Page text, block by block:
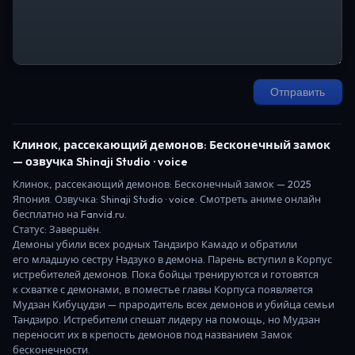
Отправить
Клинок, рассекающий демонов: Бесконечный замок
— озвучка Shinaji Studio · voice
Клинок, рассекающий демонов: Бесконечный замок — 2025
Япония . Озвучка: Shinaji Studio · voice. Смотреть аниме онлайн
бесплатно на Fanvid.ru.
Статус: Завершён
Демоны убили всех родных Тандзиро Камадо и обратили
его младшую сестру Нэдзуко в демона. Парень вступил в Корпус
истребителей демонов. Пока бойцы тренируются и готовятся
к схватке с демонами, в поместье главы Корпуса появляется
Мудзан Кибуцудзи — прародитель всех демонов и убийца семьи
Тандзиро. Истребители спешат лидеру на помощь, но Мудзан
переносит их в крепость демонов под названием Замок
бесконечности.